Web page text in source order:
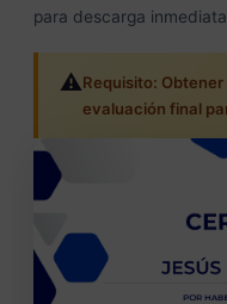
para descarga
⚠️Requisito:
evaluación final